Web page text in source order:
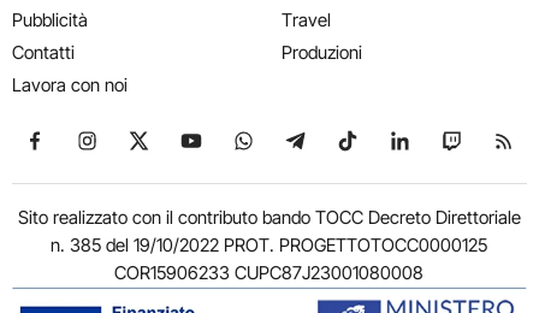
Pubblicità
Contatti
Lavora con noi
Travel
Produzioni
Seguici su Facebook
Seguici su Instagram
Seguici su X
Seguici su YouTube
Seguici su WhatsApp
Seguici su Telegram
Seguici su TikTok
Seguici su
Seguici
Sito realizzato con il contributo bando TOCC Decreto Direttoriale
n. 385 del 19/10/2022 PROT. PROGETTOTOCC0000125
COR15906233 CUPC87J23001080008